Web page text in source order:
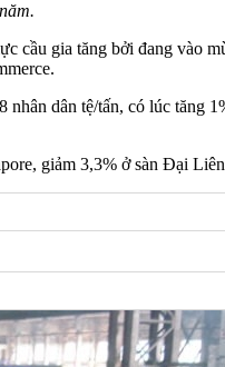
cầu gia tăng bởi đang vào
dân tệ/tấn, có lúc
giảm 3,3% ở sàn Đại